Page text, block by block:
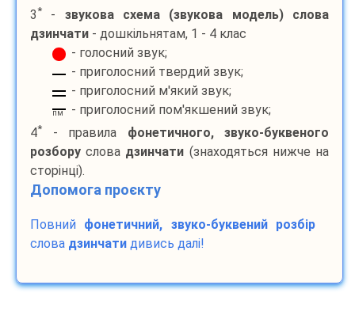
3* - звукова схема (звукова модель) слова
дзинчати - дошкільнятам, 1 - 4 клас
- голосний звук;
- приголосний твердий звук;
- приголосний м'який звук;
пм
- приголосний пом'якшений звук;
4* - правила фонетичного, звуко-буквеного
розбору слова дзинчати (знаходяться нижче на
сторінці).
Допомога проєкту
Повний фонетичний, звуко-буквений розбір
слова дзинчати дивись далі!